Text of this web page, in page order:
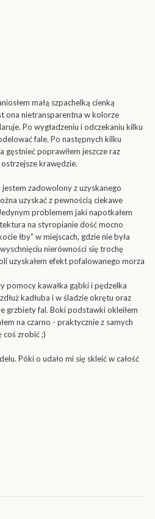
małą szpachelką cienką
ona nietransparentna w kolorze
Po wygładzeniu i odczekaniu kilku
fale. Po następnych kilku
gęstnieć poprawiłem jeszcze raz
krawędzie.
zadowolony z uzyskanego
uzyskać z pewnością ciekawe
problemem jaki napotkałem
na styropianie dość mocno
łby" w miejscach, gdzie nie była
nierówności się trochę
uzyskałem efekt pofalowanego morza
pomocy kawałka gąbki i pędzelka
kadłuba i w śladzie okrętu oraz
grzbiety fal. Boki podstawki okleiłem
na czarno - praktycznie z samych
coś zrobić ;)
Póki o udało mi się skleić w całość